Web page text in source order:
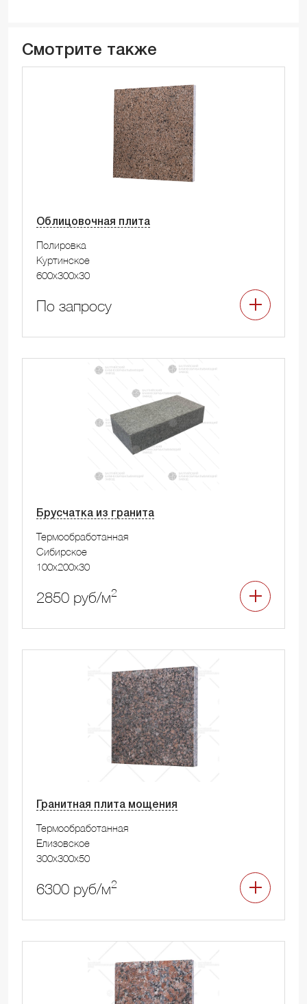
Смотрите также
Облицовочная плита
Полировка
Куртинское
600x300x30
По запросу
Брусчатка из гранита
Термообработанная
Сибирское
100x200x30
2850 руб/м2
Гранитная плита мощения
Термообработанная
Елизовское
300x300x50
6300 руб/м2